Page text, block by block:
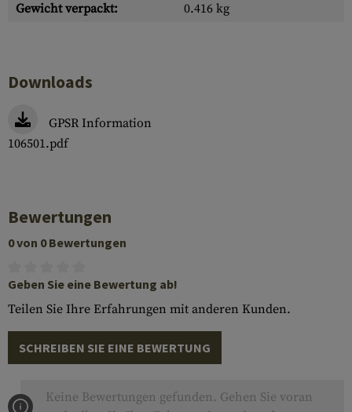
Gewicht verpackt:
0.416 kg
Downloads
GPSR Information
106501.pdf
Bewertungen
0 von 0 Bewertungen
Geben Sie eine Bewertung ab!
Teilen Sie Ihre Erfahrungen mit anderen Kunden.
SCHREIBEN SIE EINE BEWERTUNG
Keine Bewertungen gefunden. Gehen Sie voran